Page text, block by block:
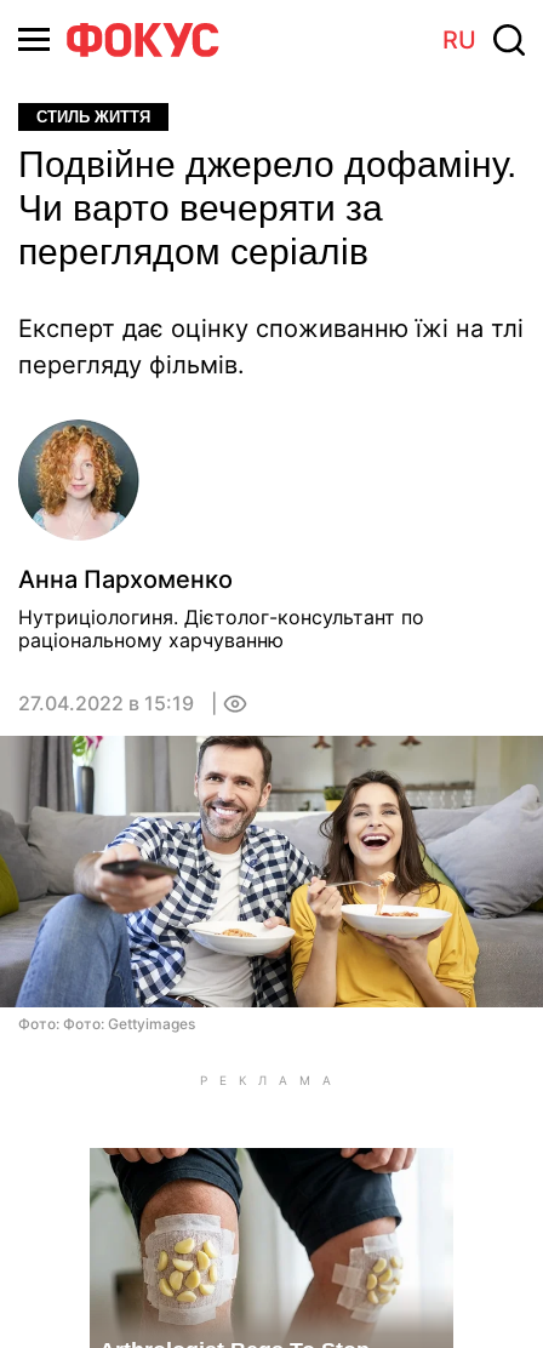
RU
СТИЛЬ ЖИТТЯ
Подвійне джерело дофаміну.
Чи варто вечеряти за
переглядом серіалів
Експерт дає оцінку споживанню їжі на тлі
перегляду фільмів.
Анна Пархоменко
Нутриціологиня. Дієтолог-консультант по
раціональному харчуванню
27.04.2022 в 15:19
Фото: Фото: Gettyimages